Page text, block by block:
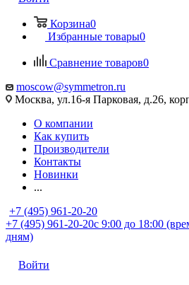
Корзина0
Избранные товары0
Сравнение товаров0
moscow@symmetron.ru
Москва, ул.16-я Парковая, д.26,
О компании
Как купить
Производители
Контакты
Новинки
...
+7 (495) 961-20-20
+7 (495) 961-20-20с 9:00 до 18:00
дням)
Войти